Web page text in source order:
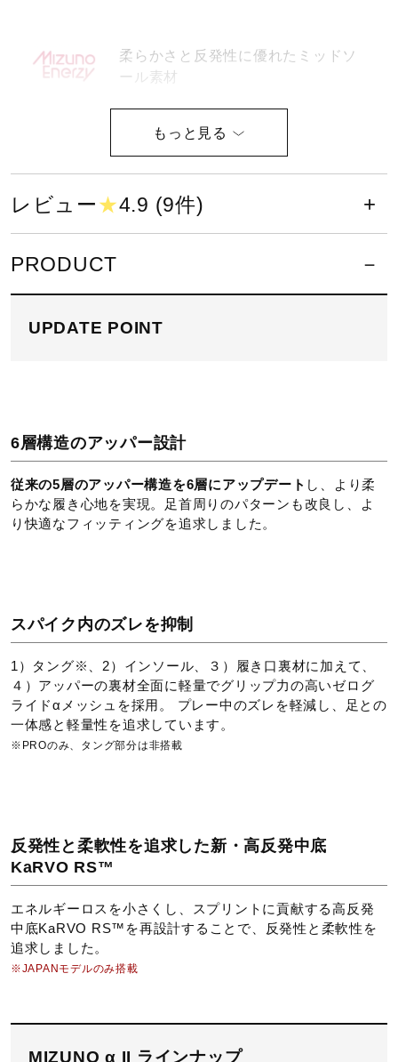
コラボ／ライセンス
その他
サポート
柔らかさと反発性に優れたミッドソ
ール素材
カラー
スタッド：合成樹脂（固定式）
原産国
約190g（27.0cm片方）
インソール
ゼログライドアルファインソール（取り外し可）
■シューズサイズの計測方法はこちら
23.0cm～25.5cm：120cm
26.0cm～30.0cm：130cm
レビュー★4.9 (9件)
PRODUCT
UPDATE POINT
6層構造のアッパー設計
従来の5層のアッパー構造を6層にアップデート し、より柔
らかな履き心地を実現。足首周りのパターンも改良し、よ
り快適なフィッティングを追求しました。
スパイク内のズレを抑制
1）タング※、2）インソール、３）履き口裏材に加えて、
４）アッパーの裏材全面に軽量でグリップ力の高いゼログ
ライドαメッシュを採用。 プレー中のズレを軽減し、足との
一体感と軽量性を追求しています。
※PROのみ、タング部分は非搭載
反発性と柔軟性を追求した新・高反発中底
KaRVO RS™
エネルギーロスを小さくし、スプリントに貢献する高反発
中底KaRVO RS™を再設計することで、反発性と柔軟性を
追求しました。
※JAPANモデルのみ搭載
MIZUNO α II ラインナップ